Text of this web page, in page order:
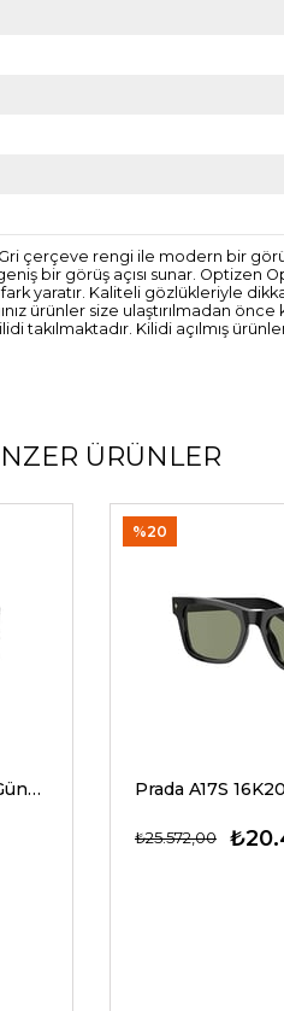
çerçeve rengi ile modern bir
bir görüş açısı sunar.
yaratır. Kaliteli gözlükleriyle
ürünler size ulaştırılmadan
Kilidi açılmış
ÜRÜNLER
Prada A17S 16K731 54 G Erkek Güneş Gözlükleri
₺25.572,00
%20